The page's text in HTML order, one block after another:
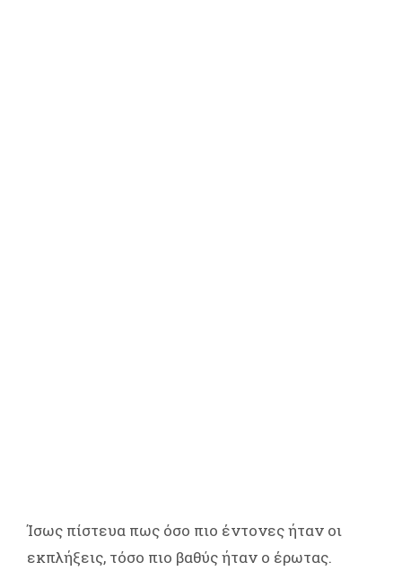
Ίσως πίστευα πως όσο πιο έντονες ήταν οι
εκπλήξεις, τόσο πιο βαθύς ήταν ο έρωτας.